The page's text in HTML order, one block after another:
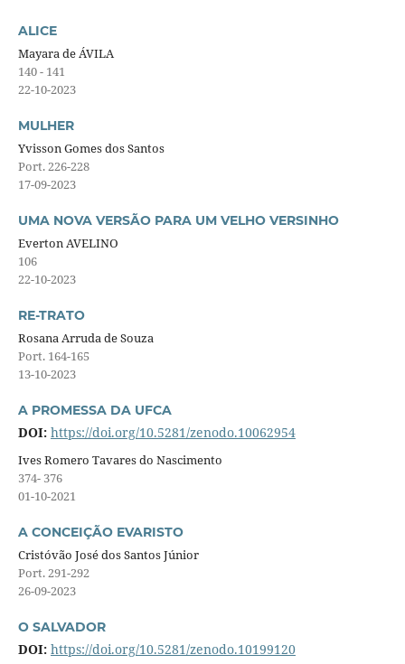
ALICE
Mayara de ÁVILA
140 - 141
22-10-2023
MULHER
Yvisson Gomes dos Santos
Port. 226-228
17-09-2023
UMA NOVA VERSÃO PARA UM VELHO VERSINHO
Everton AVELINO
106
22-10-2023
RE-TRATO
Rosana Arruda de Souza
Port. 164-165
13-10-2023
A PROMESSA DA UFCA
DOI: https://doi.org/10.5281/zenodo.10062954
Ives Romero Tavares do Nascimento
374- 376
01-10-2021
A CONCEIÇÃO EVARISTO
Cristóvão José dos Santos Júnior
Port. 291-292
26-09-2023
O SALVADOR
DOI: https://doi.org/10.5281/zenodo.10199120